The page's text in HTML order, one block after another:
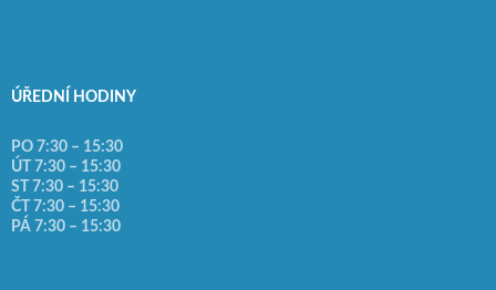
ÚŘEDNÍ HODINY
PO 7:30 – 15:30
ÚT 7:30 – 15:30
ST 7:30 – 15:30
ČT 7:30 – 15:30
PÁ 7:30 – 15:30